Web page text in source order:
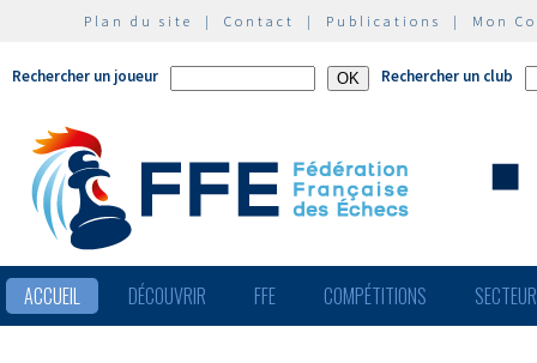
Plan du site | Contact | Publications | Mon
Rechercher un joueur Rechercher un club
ACCUEIL DÉCOUVRIR FFE COMPÉTITIONS